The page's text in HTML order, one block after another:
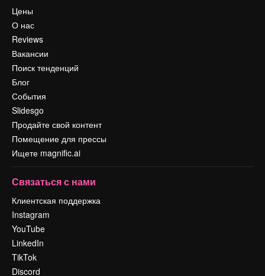
Цены
О нас
Reviews
Вакансии
Поиск тенденций
Блог
События
Slidesgo
Продайте свой контент
Помещение для прессы
Ищете magnific.ai
Связаться с нами
Клиентская поддержка
Instagram
YouTube
LinkedIn
TikTok
Discord